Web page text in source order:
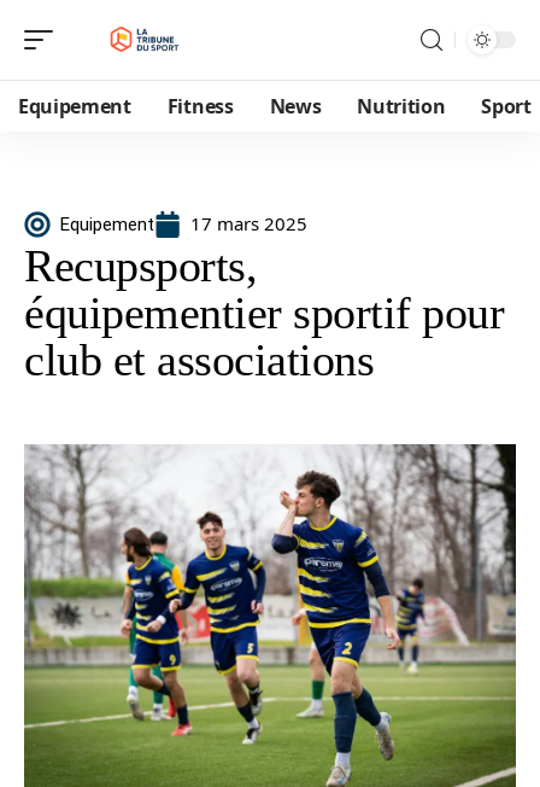
Equipement Fitness News Nutrition Sport
Equipement 17 mars 2025
Recupsports,
équipementier sportif pour
club et associations